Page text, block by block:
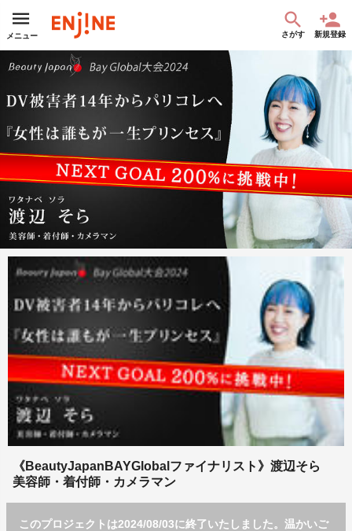
メニュー さがす 新規登録
《BeautyJapanBAYGlobalファイナリスト》渡辺そら
美容師・着付師・カメラマン
このプロジェクトは2024/08/03に終了いたしました。温かいご